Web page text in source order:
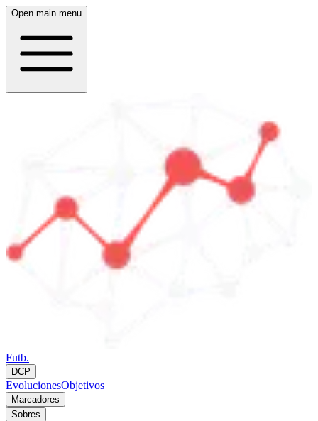
Open main menu
Futb.
DCP
EvolucionesObjetivos
Marcadores
Sobres